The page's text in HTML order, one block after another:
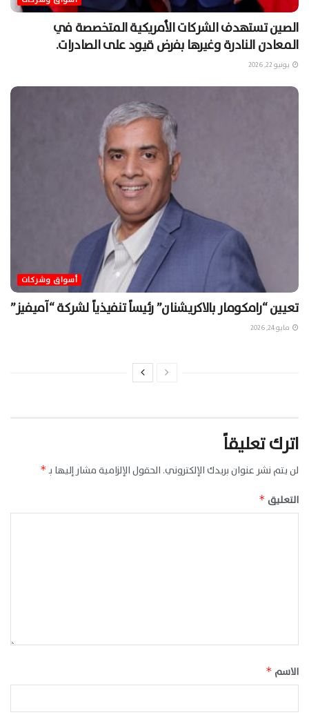
الصين تستهدف الشركات الأمريكية المتخصصة في
المعادن النادرة وغيرها بفرض قيود على الصادرات.
يونيو 22, 2026
أسواق وشركات
تعيين “رامكومار بالاكريشنان” رئيساً تنفيذياً لشركة “آميفيز”
مايو 24, 2026
اترك تعليقاً
لن يتم نشر عنوان بريدك الإلكتروني. الحقول الإلزامية مشار إليها بـ*
التعليق *
الاسم *